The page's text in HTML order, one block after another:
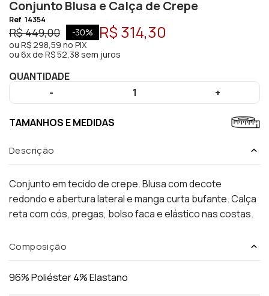
Conjunto Blusa e Calça de Crepe
Ref 14354
R$ 449,00 -30% R$ 314,30
ou R$ 298,59 no PIX
ou 6x de R$ 52,38 sem juros
QUANTIDADE
-
1 +
TAMANHOS E MEDIDAS
Descrição
Conjunto em tecido de crepe. Blusa com decote
redondo e abertura lateral e manga curta bufante. Calça
reta com cós, pregas, bolso faca e elástico nas costas.
Composição
96% Poliéster 4% Elastano